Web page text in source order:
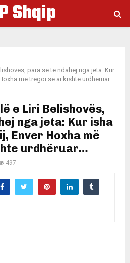
Shqip
para se të ndahej nga jeta: Kur
më tregoi se ai kishte urdhëruar…
e Liri Belishovës,
nga jeta: Kur isha
Enver Hoxha më
urdhëruar…
497